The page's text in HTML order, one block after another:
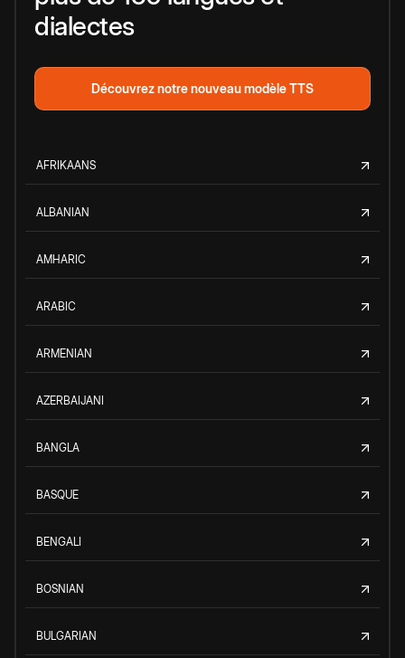
dialectes
Découvrez notre nouveau modèle TTS
AFRIKAANS
ALBANIAN
AMHARIC
ARABIC
ARMENIAN
AZERBAIJANI
BANGLA
BASQUE
BENGALI
BOSNIAN
BULGARIAN